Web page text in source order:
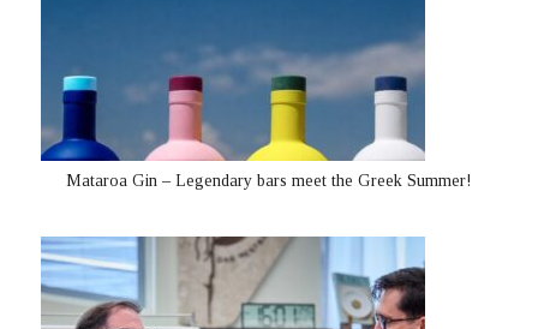
Mataroa Gin – Legendary bars meet the Greek Summer!